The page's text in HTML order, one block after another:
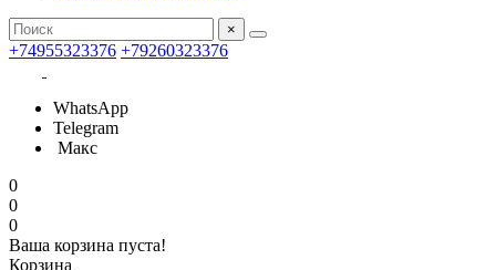
×
+74955323376 +79260323376
WhatsApp
Telegram
Макс
0
0
0
Ваша корзина пуста!
Корзина